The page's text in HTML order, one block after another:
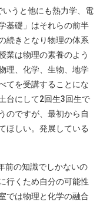
うと他にも熱力学、電
基礎」はそれらの前半
続きとなり物理の体系
業は物理の素養のよう
理、化学、生物、地学
てを受講することにな
台にして2回生3回生で
のですが、最初から自
ほしい。発展している
前の知識でしかないの
行くため自分の可能性
では物理と化学の融合